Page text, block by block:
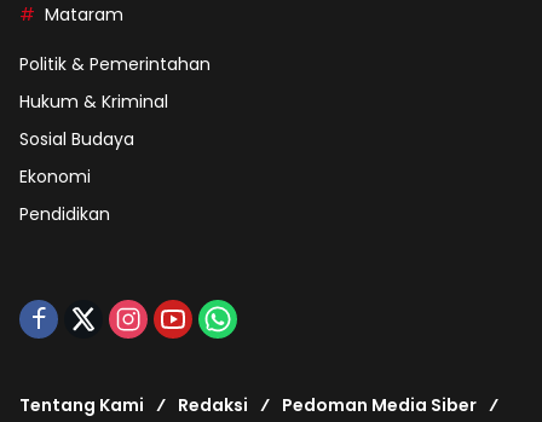
Mataram
Politik & Pemerintahan
Hukum & Kriminal
Sosial Budaya
Ekonomi
Pendidikan
Tentang Kami Redaksi Pedoman Media Siber